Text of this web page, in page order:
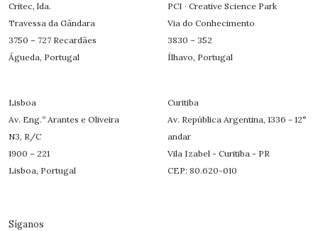
Critec, lda.
Travessa da Gândara
3750 – 727 Recardães
Águeda, Portugal
PCI · Creative Science Park
Via do Conhecimento
3830 – 352
Ílhavo, Portugal
Lisboa
Av. Eng.º Arantes e Oliveira
N3, R/C
1900 – 221
Lisboa, Portugal
Curitiba
Av. República Argentina, 1336 - 12°
andar
Vila Izabel - Curitiba - PR
CEP: 80.620-010
Síganos